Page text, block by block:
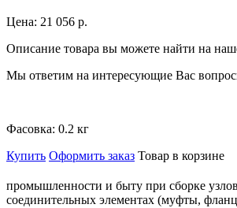
Цена: 21 056 р.
Описание товара вы можете найти на
Мы ответим на интересующие Вас
Фасовка: 0.2 кг
Купить Оформить заказ Товар в корзине
промышленности и быту при сборке
соединительных элементах (муфты,